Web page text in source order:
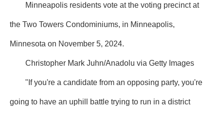
Minneapolis residents vote at the voting precinct at
the Two Towers Condominiums, in Minneapolis,
Minnesota on November 5, 2024.
Christopher Mark Juhn/Anadolu via Getty Images
"If you're a candidate from an opposing party, you're
going to have an uphill battle trying to run in a district